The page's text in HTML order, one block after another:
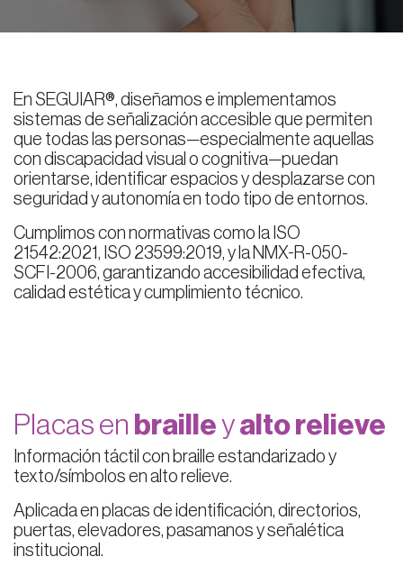
En SEGUIAR®, diseñamos e implementamos
sistemas de señalización accesible que permiten
que todas las personas—especialmente aquellas
con discapacidad visual o cognitiva—puedan
orientarse, identificar espacios y desplazarse con
seguridad y autonomía en todo tipo de entornos.
Cumplimos con normativas como la ISO
21542:2021, ISO 23599:2019, y la NMX-R-050-
SCFI-2006, garantizando accesibilidad efectiva,
calidad estética y cumplimiento técnico.
Placas en brailleyalto relieve
Información táctil con braille estandarizado y
texto/símbolos en alto relieve.
Aplicada en placas de identificación, directorios,
puertas, elevadores, pasamanos y señalética
institucional.